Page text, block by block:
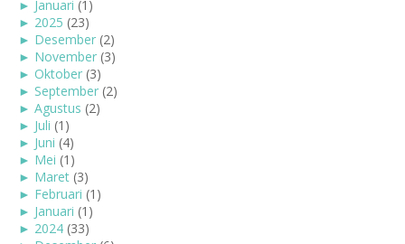
► Januari (1)
► 2025 (23)
► Desember (2)
► November (3)
► Oktober (3)
► September (2)
► Agustus (2)
► Juli (1)
► Juni (4)
► Mei (1)
► Maret (3)
► Februari (1)
► Januari (1)
► 2024 (33)